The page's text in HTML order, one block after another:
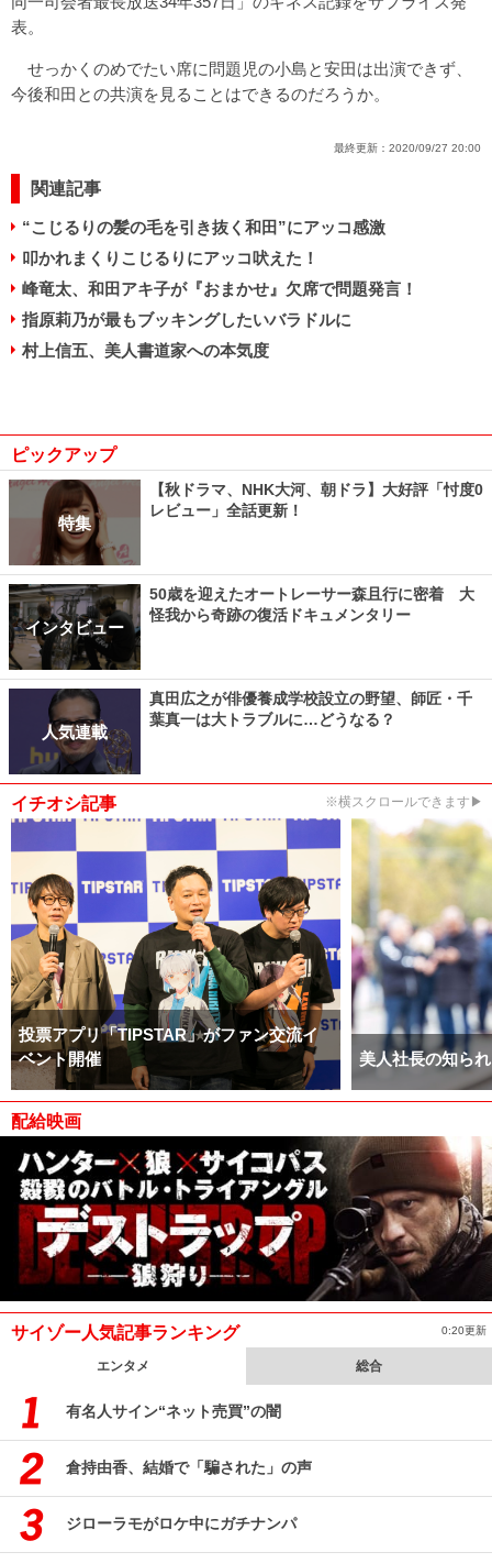
表。
せっかくのめでたい席に問題児の小島と安田は出演できず、
今後和田との共演を見ることはできるのだろうか。
最終更新： 2020/09/27 20:00
関連記事
“こじるりの髪の毛を引き抜く和田”にアッコ感激
叩かれまくりこじるりにアッコ吠えた！
峰竜太、和田アキ子が『おまかせ』欠席で問題発言！
指原莉乃が最もブッキングしたいバラドルに
村上信五、美人書道家への本気度
ピックアップ
特集
【秋ドラマ、NHK大河、朝ドラ】大好評「忖度0
レビュー」全話更新！
インタビュー
50歳を迎えたオートレーサー森且行に密着 大
怪我から奇跡の復活ドキュメンタリー
人気連載
真田広之が俳優養成学校設立の野望、師匠・千
葉真一は大トラブルに…どうなる？
イチオシ記事 ※横スクロールできます▶
投票アプリ「TIPSTAR」がファン交流イ
ベント開催
美人社長の知ら
配給映画
サイゾー人気記事ランキング 0:20更新
エンタメ 総合
有名人サイン“ネット売買”の闇
倉持由香、結婚で「騙された」の声
ジローラモがロケ中にガチナンパ